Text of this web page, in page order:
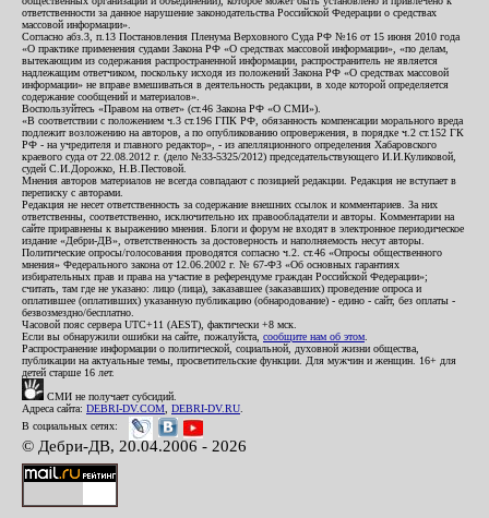
ответственности за данное нарушение законодательства Российской Федерации о средствах
массовой информации».
Согласно абз.3, п.13 Постановления Пленума Верховного Суда РФ №16 от 15 июня 2010 года
«О практике применения судами Закона РФ «О средствах массовой информации», «по делам,
вытекающим из содержания распространенной информации, распространитель не является
надлежащим ответчиком, поскольку исходя из положений Закона РФ «О средствах массовой
информации» не вправе вмешиваться в деятельность редакции, в ходе которой определяется
содержание сообщений и материалов».
Воспользуйтесь «Правом на ответ» (ст.46 Закона РФ «О СМИ»).
«В соответствии с положением ч.3 ст.196 ГПК РФ, обязанность компенсации морального вреда
подлежит возложению на авторов, а по опубликованию опровержения, в порядке ч.2 ст.152 ГК
РФ - на учредителя и главного редактор», - из апелляционного определения Хабаровского
краевого суда от 22.08.2012 г. (дело №33-5325/2012) председательствующего И.И.Куликовой,
судей С.И.Дорожко, Н.В.Пестовой.
Мнения авторов материалов не всегда совпадают с позицией редакции. Редакция не вступает в
переписку с авторами.
Редакция не несет ответственность за содержание внешних ссылок и комментариев. За них
ответственны, соответственно, исключительно их правообладатели и авторы. Комментарии на
сайте приравнены к выражению мнения. Блоги и форум не входят в электронное периодическое
издание «Дебри-ДВ», ответственность за достоверность и наполняемость несут авторы.
Политические опросы/голосования проводятся согласно ч.2. ст.46 «Опросы общественного
мнения» Федерального закона от 12.06.2002 г. № 67-ФЗ «Об основных гарантиях
избирательных прав и права на участие в референдуме граждан Российской Федерации»;
считать, там где не указано: лицо (лица), заказавшее (заказавших) проведение опроса и
оплатившее (оплативших) указанную публикацию (обнародование) - едино - сайт, без оплаты -
безвозмездно/бесплатно.
Часовой пояс сервера UTC+11 (AEST), фактически +8 мск.
Если вы обнаружили ошибки на сайте, пожалуйста, сообщите нам об этом
Распространение информации о политической, социальной, духовной жизни общества,
публикации на актуальные темы, просветительские функции. Для мужчин и женщин. 16+ для
детей старше 16 лет.
СМИ не получает субсидий.
Адреса сайта: DEBRI-DV.COM DEBRI-DV.RU
В социальных сетях:
© Дебри-ДВ, 20.04.2006 - 2026